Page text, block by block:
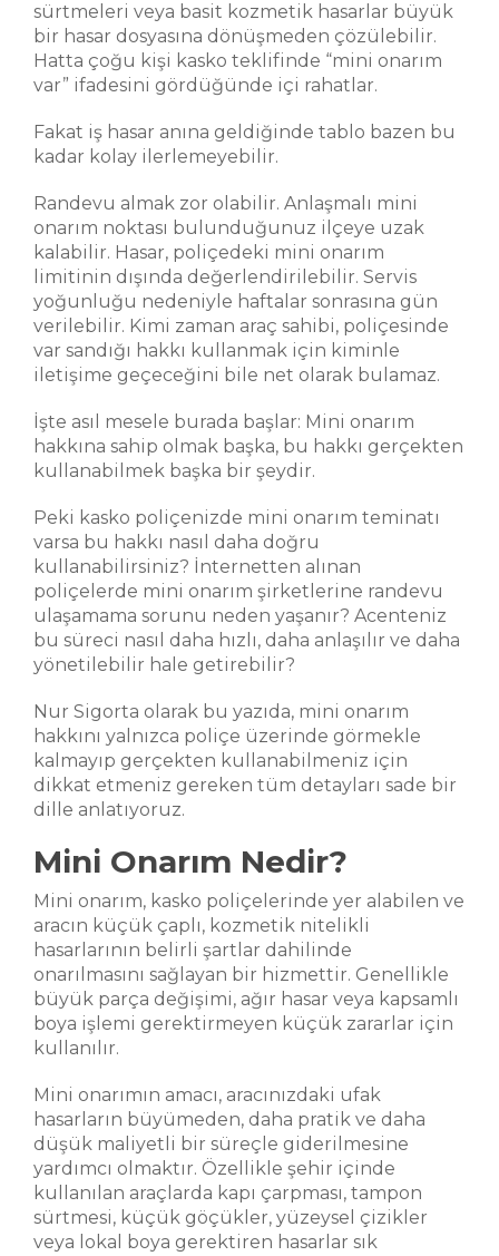
sürtmeleri veya basit kozmetik hasarlar büyük
bir hasar dosyasına dönüşmeden çözülebilir.
Hatta çoğu kişi kasko teklifinde “mini onarım
var” ifadesini gördüğünde içi rahatlar.
Fakat iş hasar anına geldiğinde tablo bazen bu
kadar kolay ilerlemeyebilir.
Randevu almak zor olabilir. Anlaşmalı mini
onarım noktası bulunduğunuz ilçeye uzak
kalabilir. Hasar, poliçedeki mini onarım
limitinin dışında değerlendirilebilir. Servis
yoğunluğu nedeniyle haftalar sonrasına gün
verilebilir. Kimi zaman araç sahibi, poliçesinde
var sandığı hakkı kullanmak için kiminle
iletişime geçeceğini bile net olarak bulamaz.
İşte asıl mesele burada başlar: Mini onarım
hakkına sahip olmak başka, bu hakkı gerçekten
kullanabilmek başka bir şeydir.
Peki kasko poliçenizde mini onarım teminatı
varsa bu hakkı nasıl daha doğru
kullanabilirsiniz? İnternetten alınan
poliçelerde mini onarım şirketlerine randevu
ulaşamama sorunu neden yaşanır? Acenteniz
bu süreci nasıl daha hızlı, daha anlaşılır ve daha
yönetilebilir hale getirebilir?
Nur Sigorta olarak bu yazıda, mini onarım
hakkını yalnızca poliçe üzerinde görmekle
kalmayıp gerçekten kullanabilmeniz için
dikkat etmeniz gereken tüm detayları sade bir
dille anlatıyoruz.
Mini Onarım Nedir?
Mini onarım, kasko poliçelerinde yer alabilen ve
aracın küçük çaplı, kozmetik nitelikli
hasarlarının belirli şartlar dahilinde
onarılmasını sağlayan bir hizmettir. Genellikle
büyük parça değişimi, ağır hasar veya kapsamlı
boya işlemi gerektirmeyen küçük zararlar için
kullanılır.
Mini onarımın amacı, aracınızdaki ufak
hasarların büyümeden, daha pratik ve daha
düşük maliyetli bir süreçle giderilmesine
yardımcı olmaktır. Özellikle şehir içinde
kullanılan araçlarda kapı çarpması, tampon
sürtmesi, küçük göçükler, yüzeysel çizikler
veya lokal boya gerektiren hasarlar sık